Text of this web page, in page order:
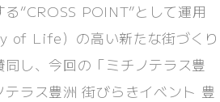
“CROSS POINT”として運用
of Life）の高い新たな街づくり
し、今回の「ミチノテラス豊
ラス豊洲 街びらきイベント 豊